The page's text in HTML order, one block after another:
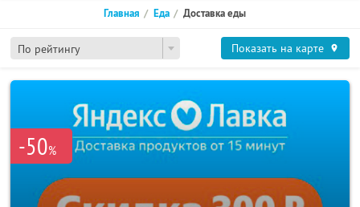
По рейтингу
Главная Еда Доставка еды
Показать на карте
-50%